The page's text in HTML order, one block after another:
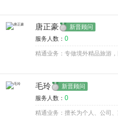
唐正豪 新晋顾问
服务人数： 0
精通业务：专做境外精品旅游
毛玲 新晋顾问
服务人数： 0
精通业务：擅长为个人、公司